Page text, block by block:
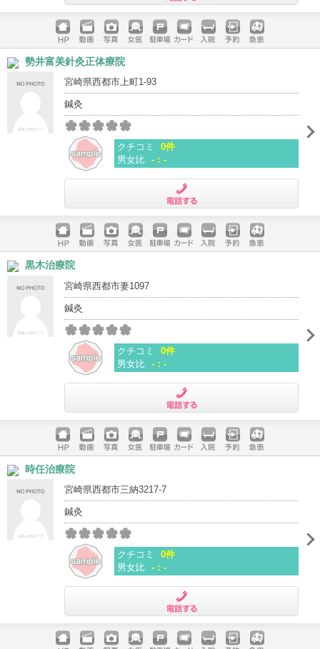
ホームペ
ージ
動画 写真 女医 駐車場
クレジッ
入院 予約 急患
勢井富美針灸正体療院
宮崎県西都市上町1-93
鍼灸
クチコミ
0件
男女比 -：-
ホームペ
ージ
動画 写真 女医 駐車場
クレジッ
入院 予約 急患
黒木治療院
宮崎県西都市妻1097
鍼灸
クチコミ
0件
男女比 -：-
ホームペ
ージ
動画 写真 女医 駐車場
クレジッ
入院 予約 急患
時任治療院
宮崎県西都市三納3217-7
鍼灸
クチコミ
0件
男女比 -：-